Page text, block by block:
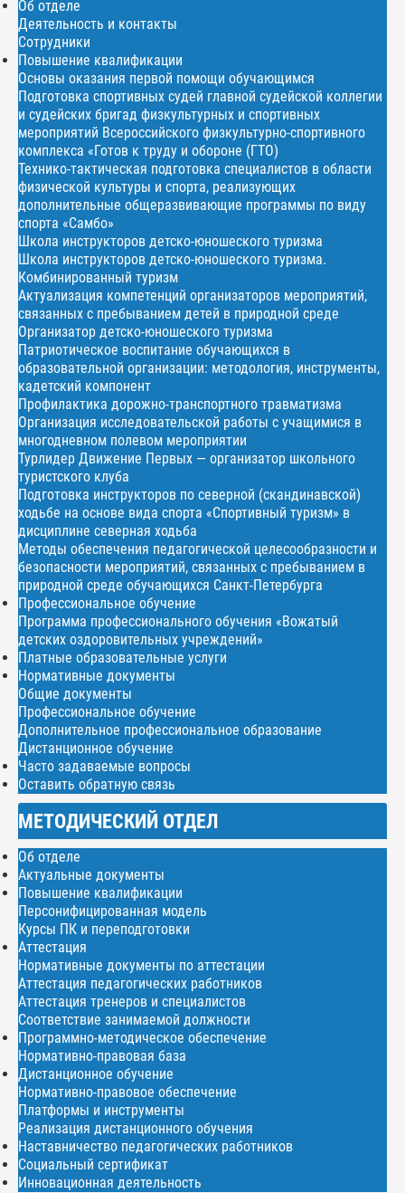
Об отделе
Деятельность и контакты
Сотрудники
Повышение квалификации
Основы оказания первой помощи обучающимся
Подготовка спортивных судей главной судейской коллегии
и судейских бригад физкультурных и спортивных
мероприятий Всероссийского физкультурно-спортивного
комплекса «Готов к труду и обороне (ГТО)
Технико-тактическая подготовка специалистов в области
физической культуры и спорта, реализующих
дополнительные общеразвивающие программы по виду
спорта «Самбо»
Школа инструкторов детско-юношеского туризма
Школа инструкторов детско-юношеского туризма.
Комбинированный туризм
Актуализация компетенций организаторов мероприятий,
связанных с пребыванием детей в природной среде
Организатор детско-юношеского туризма
Патриотическое воспитание обучающихся в
образовательной организации: методология, инструменты,
кадетский компонент
Профилактика дорожно-транспортного травматизма
Организация исследовательской работы с учащимися в
многодневном полевом мероприятии
Турлидер Движение Первых — организатор школьного
туристского клуба
Подготовка инструкторов по северной (скандинавской)
ходьбе на основе вида спорта «Спортивный туризм» в
дисциплине северная ходьба
Методы обеспечения педагогической целесообразности и
безопасности мероприятий, связанных с пребыванием в
природной среде обучающихся Санкт-Петербурга
Профессиональное обучение
Программа профессионального обучения «Вожатый
детских оздоровительных учреждений»
Платные образовательные услуги
Нормативные документы
Общие документы
Профессиональное обучение
Дополнительное профессиональное образование
Дистанционное обучение
Часто задаваемые вопросы
Оставить обратную связь
МЕТОДИЧЕСКИЙ ОТДЕЛ
Об отделе
Актуальные документы
Повышение квалификации
Персонифицированная модель
Курсы ПК и переподготовки
Аттестация
Нормативные документы по аттестации
Аттестация педагогических работников
Аттестация тренеров и специалистов
Соответствие занимаемой должности
Программно-методическое обеспечение
Нормативно-правовая база
Дистанционное обучение
Нормативно-правовое обеспечение
Платформы и инструменты
Реализация дистанционного обучения
Наставничество педагогических работников
Социальный сертификат
Инновационная деятельность